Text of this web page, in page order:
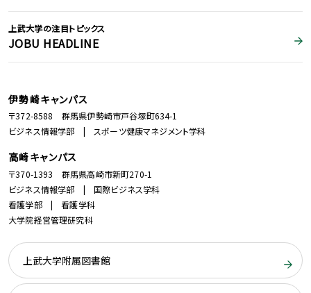
上武大学の注目トピックス
JOBU HEADLINE
伊勢崎キャンパス
〒372-8588 群馬県伊勢崎市戸谷塚町634-1
ビジネス情報学部 | スポーツ健康マネジメント学科
高崎キャンパス
〒370-1393 群馬県高崎市新町270-1
ビジネス情報学部 | 国際ビジネス学科
看護学部 | 看護学科
大学院経営管理研究科
上武大学附属図書館